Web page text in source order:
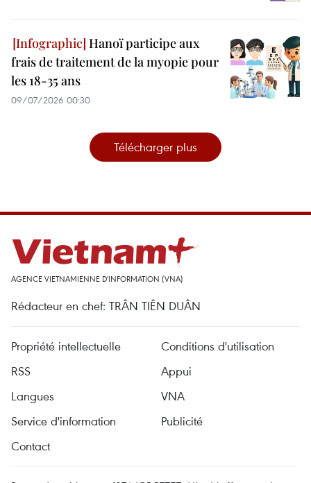
Hanoï participe aux
frais de traitement de la myopie pour
les 18-35 ans
09/07/2026 00:30
Télécharger plus
AGENCE VIETNAMIENNE D'INFORMATION (VNA)
Rédacteur en chef: TRÂN TIÊN DUÂN
Propriété intellectuelle
Conditions d'utilisation
RSS
Appui
Langues
VNA
Service d'information
Publicité
Contact